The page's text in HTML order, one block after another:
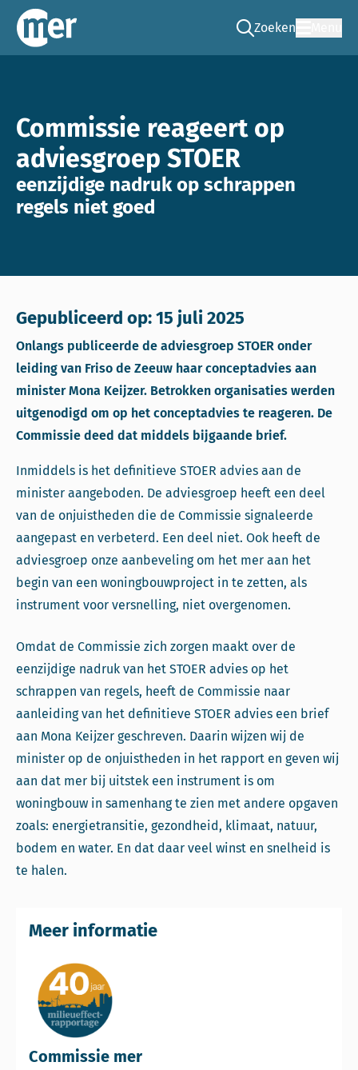
Commissie mer
Zoeken
Ga naar de zoek
Commissie reageert op
adviesgroep STOER
eenzijdige nadruk op schrappen
regels niet goed
Gepubliceerd op: 15 juli 2025
Onlangs publiceerde de adviesgroep STOER onder
leiding van Friso de Zeeuw haar conceptadvies aan
minister Mona Keijzer. Betrokken organisaties werden
uitgenodigd om op het conceptadvies te reageren. De
Commissie deed dat middels bijgaande brief.
Inmiddels is het definitieve STOER advies aan de
minister aangeboden. De adviesgroep heeft een deel
van de onjuistheden die de Commissie signaleerde
aangepast en verbeterd. Een deel niet. Ook heeft de
adviesgroep onze aanbeveling om het mer aan het
begin van een woningbouwproject in te zetten, als
instrument voor versnelling, niet overgenomen.
Omdat de Commissie zich zorgen maakt over de
eenzijdige nadruk van het STOER advies op het
schrappen van regels, heeft de Commissie naar
aanleiding van het definitieve STOER advies een brief
aan Mona Keijzer geschreven. Daarin wijzen wij de
minister op de onjuistheden in het rapport en geven wij
aan dat mer bij uitstek een instrument is om
woningbouw in samenhang te zien met andere opgaven
zoals: energietransitie, gezondheid, klimaat, natuur,
bodem en water. En dat daar veel winst en snelheid is
te halen.
Commissie mer
Meer informatie